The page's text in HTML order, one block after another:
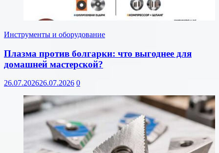
Инструменты и оборудование
Плазма против болгарки: что выгоднее для
домашней мастерской?
26.07.202626.07.2026 0